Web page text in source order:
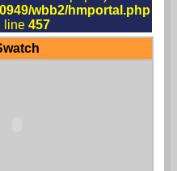
wbb2/hmportal.php
line457